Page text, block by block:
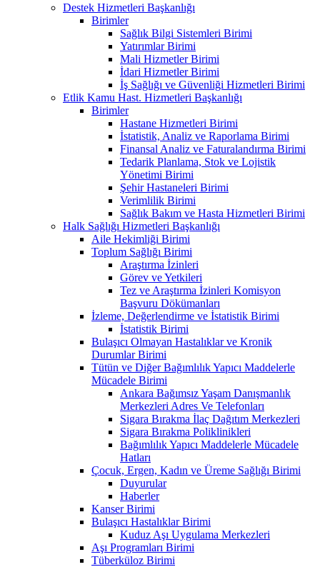
Destek Hizmetleri Başkanlığı
Birimler
Sağlık Bilgi Sistemleri Birimi
Yatırımlar Birimi
Mali Hizmetler Birimi
İdari Hizmetler Birimi
İş Sağlığı ve Güvenliği Hizmetleri Birimi
Etlik Kamu Hast. Hizmetleri Başkanlığı
Birimler
Hastane Hizmetleri Birimi
İstatistik, Analiz ve Raporlama Birimi
Finansal Analiz ve Faturalandırma Birimi
Tedarik Planlama, Stok ve Lojistik
Yönetimi Birimi
Şehir Hastaneleri Birimi
Verimlilik Birimi
Sağlık Bakım ve Hasta Hizmetleri Birimi
Halk Sağlığı Hizmetleri Başkanlığı
Aile Hekimliği Birimi
Toplum Sağlığı Birimi
Araştırma İzinleri
Görev ve Yetkileri
Tez ve Araştırma İzinleri Komisyon
Başvuru Dökümanları
İzleme, Değerlendirme ve İstatistik Birimi
İstatistik Birimi
Bulaşıcı Olmayan Hastalıklar ve Kronik
Durumlar Birimi
Tütün ve Diğer Bağımlılık Yapıcı Maddelerle
Mücadele Birimi
Ankara Bağımsız Yaşam Danışmanlık
Merkezleri Adres Ve Telefonları
Sigara Bırakma İlaç Dağıtım Merkezleri
Sigara Bırakma Poliklinikleri
Bağımlılık Yapıcı Maddelerle Mücadele
Hatları
Çocuk, Ergen, Kadın ve Üreme Sağlığı Birimi
Duyurular
Haberler
Kanser Birimi
Bulaşıcı Hastalıklar Birimi
Kuduz Aşı Uygulama Merkezleri
Aşı Programları Birimi
Tüberküloz Birimi